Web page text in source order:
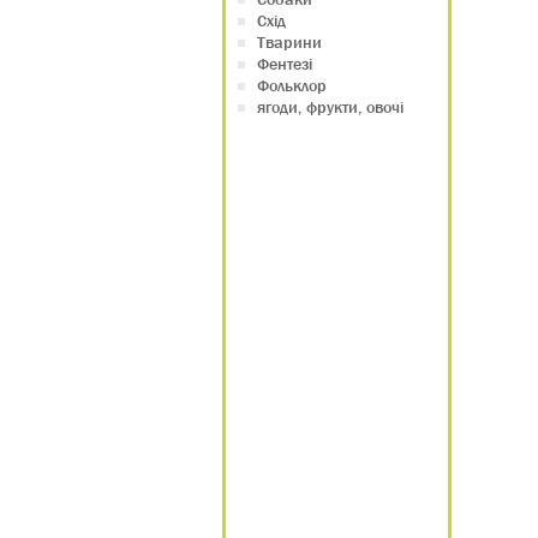
Схід
Тварини
Фентезі
Фольклор
ягоди, фрукти, овочі